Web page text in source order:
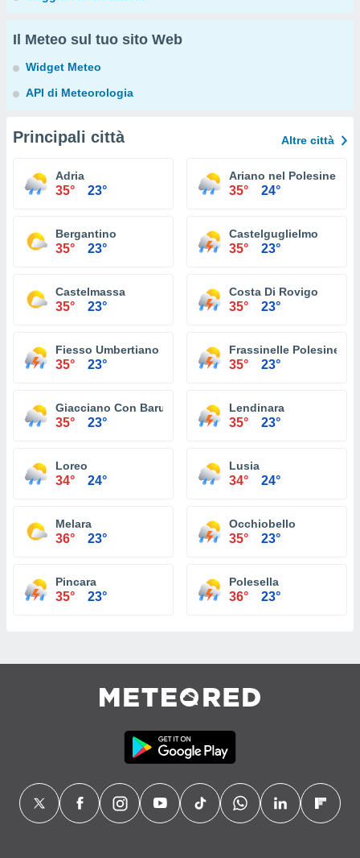
Il Meteo sul tuo sito Web
Widget Meteo
API di Meteorologia
Principali città Altre città
Adria
35° 23°
Ariano nel Polesine
35° 24°
Bergantino
35° 23°
Castelguglielmo
35° 23°
Castelmassa
35° 23°
Costa Di Rovigo
35° 23°
Fiesso Umbertiano
35° 23°
Frassinelle Polesine
35° 23°
Giacciano Con Baruchella
35° 23°
Lendinara
35° 23°
Loreo
34° 24°
Lusia
34° 24°
Melara
36° 23°
Occhiobello
35° 23°
Pincara
35° 23°
Polesella
36° 23°